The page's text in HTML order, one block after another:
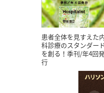
患者全体を見すえた
科診療のスタンダード
を創る！季刊/年4回
行